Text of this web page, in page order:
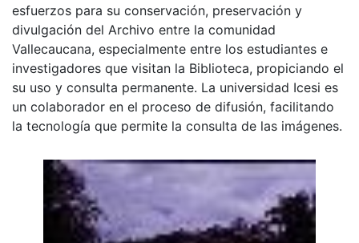
esfuerzos para su conservación, preservación y
divulgación del Archivo entre la comunidad
Vallecaucana, especialmente entre los estudiantes e
investigadores que visitan la Biblioteca, propiciando el
su uso y consulta permanente. La universidad Icesi es
un colaborador en el proceso de difusión, facilitando
la tecnología que permite la consulta de las imágenes.